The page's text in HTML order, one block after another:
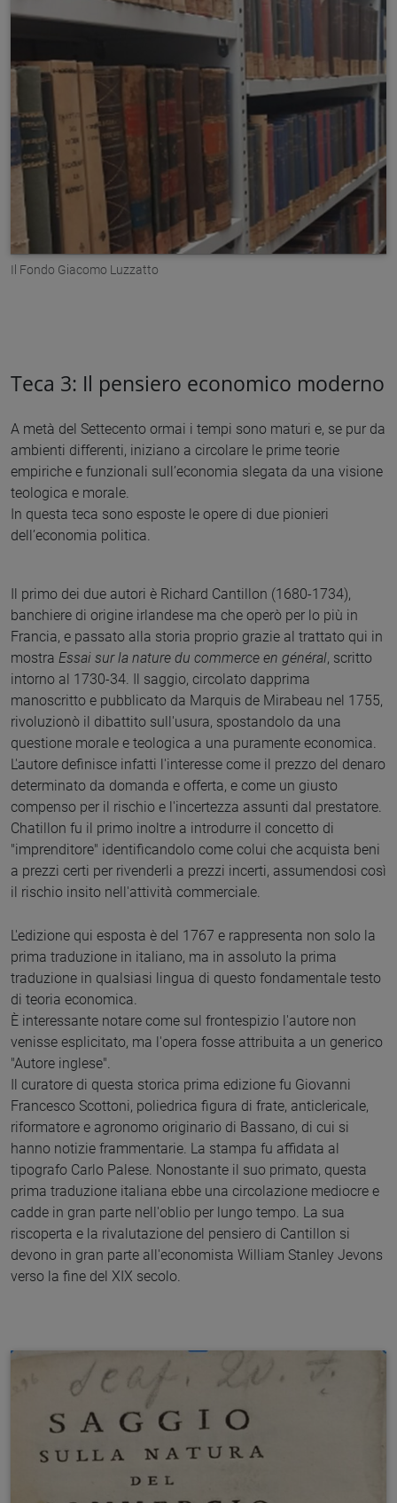
Il Fondo Giacomo Luzzatto
Teca 3: Il pensiero economico moderno
A metà del Settecento ormai i tempi sono maturi e, se pur da
ambienti differenti, iniziano a circolare le prime teorie
empiriche e funzionali sull’economia slegata da una visione
teologica e morale.
In questa teca sono esposte le opere di due pionieri
dell’economia politica.
Il primo dei due autori è Richard Cantillon (1680-1734),
banchiere di origine irlandese ma che operò per lo più in
Francia, e passato alla storia proprio grazie al trattato qui in
mostra Essai sur la nature du commerce en général, scritto
intorno al 1730-34. Il saggio, circolato dapprima
manoscritto e pubblicato da Marquis de Mirabeau nel 1755,
rivoluzionò il dibattito sull'usura, spostandolo da una
questione morale e teologica a una puramente economica.
L'autore definisce infatti l'interesse come il prezzo del denaro
determinato da domanda e offerta, e come un giusto
compenso per il rischio e l'incertezza assunti dal prestatore.
Chatillon fu il primo inoltre a introdurre il concetto di
"imprenditore" identificandolo come colui che acquista beni
a prezzi certi per rivenderli a prezzi incerti, assumendosi così
il rischio insito nell'attività commerciale.
L'edizione qui esposta è del 1767 e rappresenta non solo la
prima traduzione in italiano, ma in assoluto la prima
traduzione in qualsiasi lingua di questo fondamentale testo
di teoria economica.
È interessante notare come sul frontespizio l'autore non
venisse esplicitato, ma l'opera fosse attribuita a un generico
"Autore inglese".
Il curatore di questa storica prima edizione fu Giovanni
Francesco Scottoni, poliedrica figura di frate, anticlericale,
riformatore e agronomo originario di Bassano, di cui si
hanno notizie frammentarie. La stampa fu affidata al
tipografo Carlo Palese. Nonostante il suo primato, questa
prima traduzione italiana ebbe una circolazione mediocre e
cadde in gran parte nell'oblio per lungo tempo. La sua
riscoperta e la rivalutazione del pensiero di Cantillon si
devono in gran parte all'economista William Stanley Jevons
verso la fine del XIX secolo.